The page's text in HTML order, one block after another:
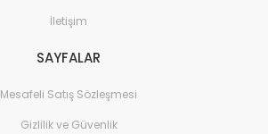
İletişim
SAYFALAR
Mesafeli Satış Sözleşmesi
Gizlilik ve Güvenlik